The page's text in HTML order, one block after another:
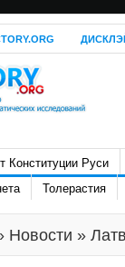
Конституции Руси
Толерастия
Новости »